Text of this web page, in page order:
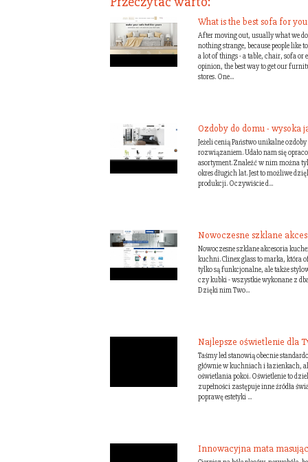
What is the best sofa for
After moving out, usually what we
nothing strange, because people like
a lot of things - a table, chair, sofa or
opinion, the best way to get our
stores. One...
Ozdoby do domu - wysoka
Jeżeli cenią Państwo unikalne
rozwiązaniem. Udało nam się
asortyment. Znaleźć w nim można
okres długich lat. Jest to możliwe
produkcji. Oczywiście d...
Nowoczesne szklane
Nowoczesne szklane akcesoria
kuchni. Clinex glass to marka, która
tylko są funkcjonalne, ale także
czy kubki - wszystkie wykonane z
Dzięki nim Two...
Najlepsze oświetlenie dla
Taśmy led stanowią obecnie
głównie w kuchniach i łazienkach,
oświetlania pokoi. Oświetlenie to
zupełności zastępuje inne źródła
poprawę estetyki ...
Innowacyjna mata